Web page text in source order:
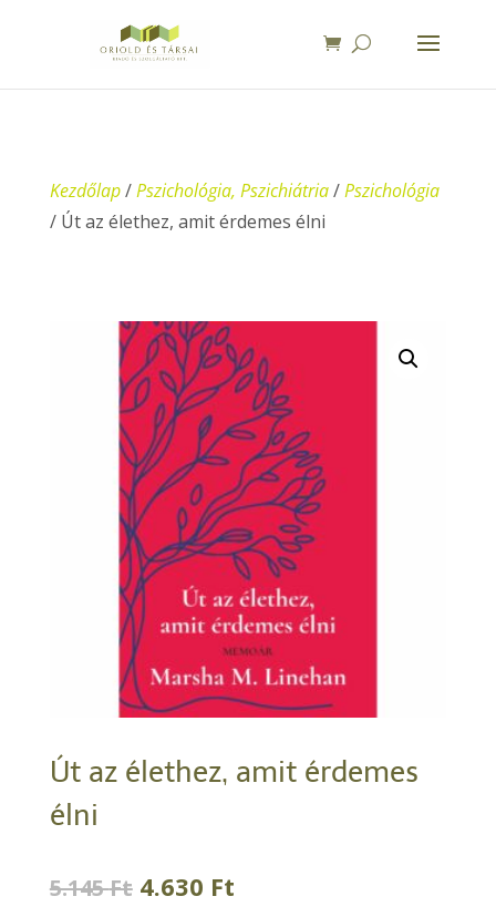
Kezdőlap/Pszichológia, Pszichiátria/Pszichológia
/ Út az élethez, amit érdemes élni
Út az élethez, amit érdemes
élni
5.145Ft Original
4.630 FtCurrent